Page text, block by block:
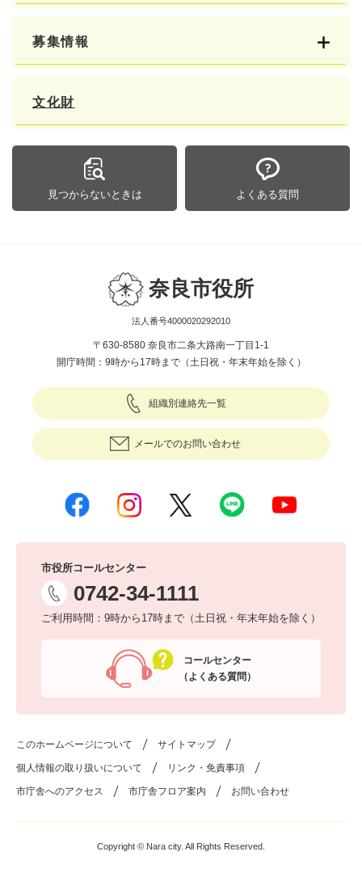
募集情報
文化財
見つからないときは よくある質問
奈良市役所
法人番号4000020292010
〒630-8580 奈良市二条大路南一丁目1-1
開庁時間：9時から17時まで（土日祝・年末年始を除く）
組織別連絡先一覧
メールでのお問い合わせ
市役所コールセンター
0742-34-1111
ご利用時間：9時から17時まで（土日祝・年末年始を除く）
コールセンター
（よくある質問）
このホームページについて サイトマップ
個人情報の取り扱いについて リンク・免責事項
市庁舎へのアクセス 市庁舎フロア案内 お問い合わせ
Copyright © Nara city. All Rights Reserved.